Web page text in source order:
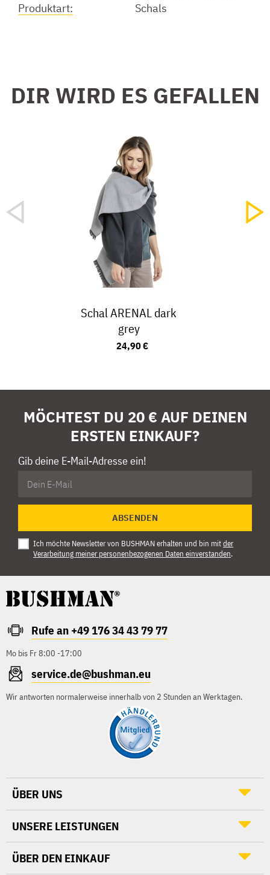
Produktart:
Schals
DIR WIRD ES GEFALLEN
Schal ARENAL dark
grey
24,90 €
MÖCHTEST DU 20 € AUF DEINEN
ERSTEN EINKAUF?
Gib deine E-Mail-Adresse ein!
ABSENDEN
Ich möchte Newsletter von BUSHMAN erhalten und bin mitder
Verarbeitung meiner personenbezogenen Daten einverstanden.
Rufe an +49 176 34 43 79 77
Mo bis Fr 8:00 -17:00
service.de@bushman.eu
Wir antworten normalerweise innerhalb von 2 Stunden an Werktagen.
ÜBER UNS
UNSERE LEISTUNGEN
ÜBER DEN EINKAUF